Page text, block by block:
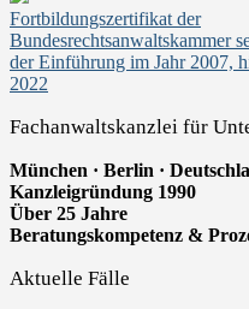
Fortbildungszertifikat der
Bundesrechtsanwaltskammer
der Einführung im Jahr 2007,
2022
Fachanwaltskanzlei für
München · Berlin ·
Kanzleigründung 1990
Über 25 Jahre
Beratungskompetenz &
Aktuelle Fälle